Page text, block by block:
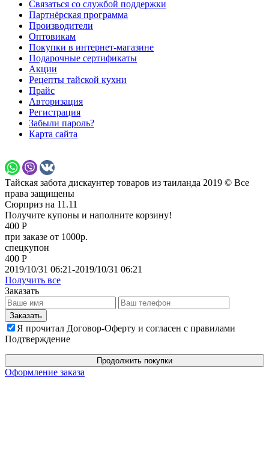
Связаться со службой поддержки
Партнёрская программа
Производители
Оптовикам
Покупки в интернет-магазине
Подарочные сертификаты
Акции
Рецепты тайской кухни
Прайс
Авторизация
Регистрация
Забыли пароль?
Карта сайта
Тайская забота дискаунтер товаров из таиланда 2019 © Все
права защищены
Сюрприз на 11.11
Получите купоны и наполните корзину!
400 Р
при заказе от 1000р.
спецкупон
400 Р
2019/10/31 06:21-2019/10/31 06:21
Получить все
Заказать
Я прочитал Договор-Оферту и согласен с правилами
Подтверждение
Продолжить покупки
Оформление заказа